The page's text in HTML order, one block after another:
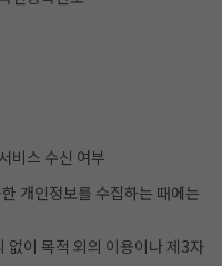
비스 수신 여부
개인정보를 수집하는 때에는
이 목적 외의 이용이나 제3자